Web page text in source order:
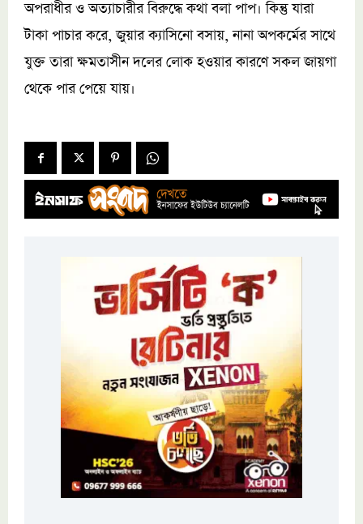
অপরাধীর ও অত্যাচারীর বিরুদ্ধে কথা বলা পাপ। কিন্তু যারা
টাকা পাচার করে, জুয়ার ক্যাসিনো বসায়, নানা অপকর্মের সাথে
যুক্ত তারা ক্ষমতাসীন দলের লোক হওয়ার কারণে সকল জায়গা
থেকে পার পেয়ে যায়।